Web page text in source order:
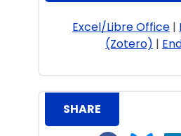
Excel/Libre Office |
(Zotero) |
SHARE